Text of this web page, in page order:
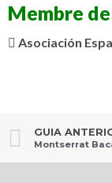
Membre
Asociación
GUIA